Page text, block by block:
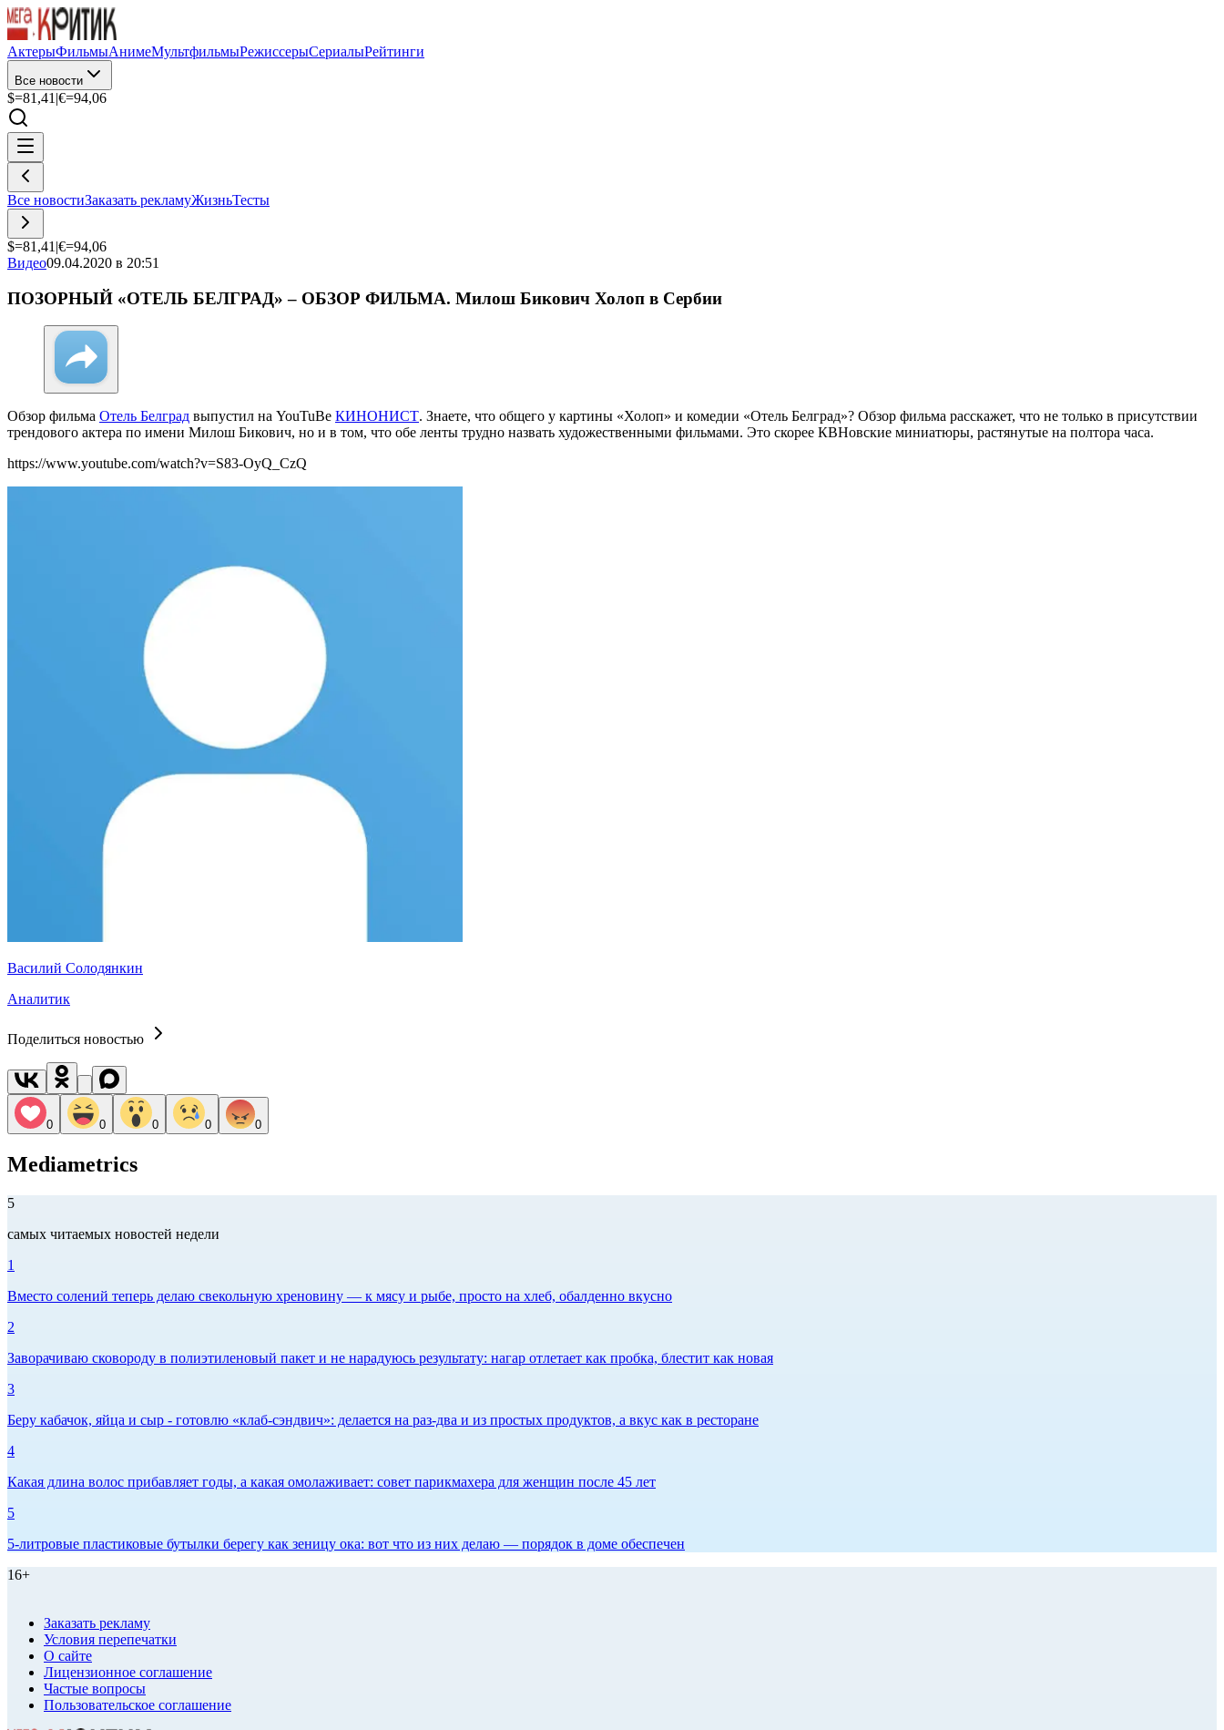
АктерыФильмыАнимеМультфильмыРежиссерыСериалыРейтинги
Все новости
$=81,41 |€=94,06
Все новостиЗаказать рекламуЖизньТесты
$=81,41 |€=94,06
Видео09.04.2020 в 20:51
ПОЗОРНЫЙ «ОТЕЛЬ БЕЛГРАД» – ОБЗОР ФИЛЬМА. Милош Бикович Холоп в Сербии
Обзор фильма Отель Белград выпустил на YouTuBe КИНОНИСТ. Знаете, что общего у картины «Холоп» и комедии «Отель Белград»? Обзор фильма расскажет, что не только в присутствии
трендового актера по имени Милош Бикович, но и в том, что обе ленты трудно назвать художественными фильмами. Это скорее КВНовские миниатюры, растянутые на полтора часа.
https://www.youtube.com/watch?v=S83-OyQ_CzQ
Василий Солодянкин
Аналитик
Поделиться новостью
0 0 0 0 0
Mediametrics
5
самых читаемых новостей недели
1
Вместо солений теперь делаю свекольную хреновину — к мясу и рыбе, просто на хлеб, обалденно вкусно
2
Заворачиваю сковороду в полиэтиленовый пакет и не нарадуюсь результату: нагар отлетает как пробка, блестит как новая
3
Беру кабачок, яйца и сыр - готовлю «клаб-сэндвич»: делается на раз-два и из простых продуктов, а вкус как в ресторане
4
Какая длина волос прибавляет годы, а какая омолаживает: совет парикмахера для женщин после 45 лет
5
5-литровые пластиковые бутылки берегу как зеницу ока: вот что из них делаю — порядок в доме обеспечен
16+
Заказать рекламу
Условия перепечатки
О сайте
Лицензионное соглашение
Частые вопросы
Пользовательское соглашение